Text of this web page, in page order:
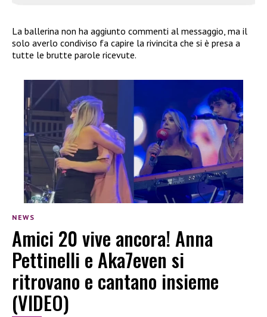
La ballerina non ha aggiunto commenti al messaggio, ma il
solo averlo condiviso fa capire la rivincita che si è presa a
tutte le brutte parole ricevute.
NEWS
Amici 20 vive ancora! Anna
Pettinelli e Aka7even si
ritrovano e cantano insieme
(VIDEO)